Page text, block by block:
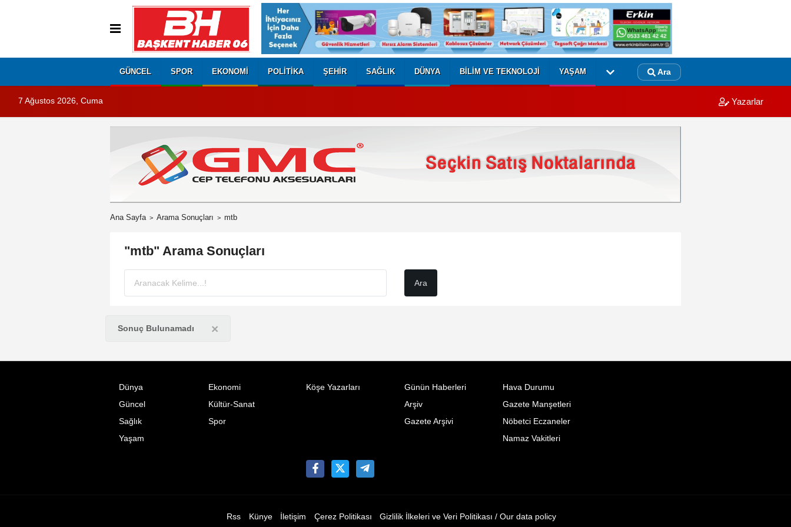
GÜNCEL SPOR EKONOMI POLITIKA ŞEHIR SAĞLIK DÜNYA BILIM VE TEKNOLOJI YAŞAM Ara
7 Ağustos 2026, Cuma Yazarlar
Ana Sayfa Arama Sonuçları mtb
"mtb" Arama Sonuçları
Sonuç Bulunamadı ×
Dünya
Ekonomi
Güncel
Kültür-Sanat
Sağlık
Spor
Yaşam
Köşe Yazarları
Günün Haberleri
Arşiv
Gazete Arşivi
Hava Durumu
Gazete Manşetleri
Nöbetci Eczaneler
Namaz Vakitleri
Rss Künye İletişim Çerez Politikası Gizlilik İlkeleri ve Veri Politikası / Our data policy